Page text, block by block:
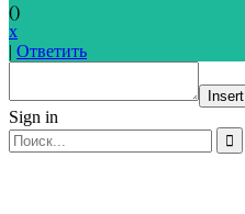
()
x
| Ответить
Insert
Sign in